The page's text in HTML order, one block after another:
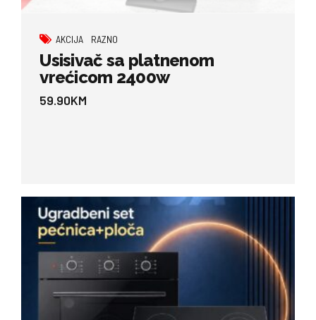
AKCIJA RAZNO
Usisivač sa platnenom
vrećicom 2400w
59.90KM